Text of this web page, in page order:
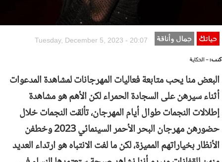
حياتك جمال وأناقة Tuesday, December 5, 2023 - 20:07
كتب:- الحكاية
البعض منا يحب متابعة فعاليات المهرجانات لمشاهدة المدعوات
أثناء سيرهن على السجادة الحمراء لكن الأهم هو مشاهدة
إطلالات النجمات طوال أيام المهرجان، تألقت النجمات خلال
حضورهن مهرجان البحر الأحمر السينمائي 2023 وخطفن
الأنظار بخياراتهم المميزة، لكن ما لفت الانتباه هو ارتداء العديد